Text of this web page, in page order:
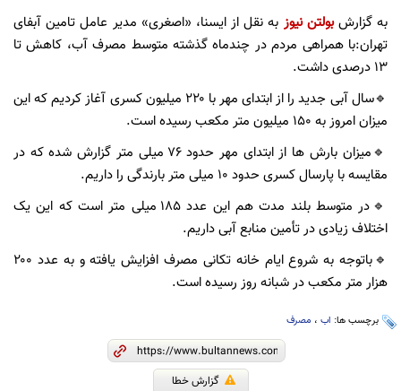
به گزارشبولتن نیوز به نقل از ایسنا، «اصغری» مدیر عامل تامین آبفای
تهران:با همراهی مردم در چندماه گذشته متوسط مصرف آب، کاهش تا
۱۳ درصدی داشت.
🔹سال آبی جدید را از ابتدای مهر با ۲۲۰ میلیون کسری آغاز کردیم که این
میزان امروز به ۱۵۰ میلیون متر مکعب رسیده است.
🔹میزان بارش ها از ابتدای مهر حدود ۷۶ میلی متر گزارش شده که در
مقایسه با پارسال کسری حدود ۱۰ میلی متر بارندگی را داریم.
🔹در متوسط بلند مدت هم این عدد ۱۸۵ میلی متر است که این یک
اختلاف زیادی در تأمین منابع آبی داریم.
🔹باتوجه به شروع ایام خانه تکانی مصرف افزایش یافته و به عدد ۲۰۰
هزار متر مکعب در شبانه روز رسیده است.
برچسب ها: اب ، مصرف
گزارش خطا